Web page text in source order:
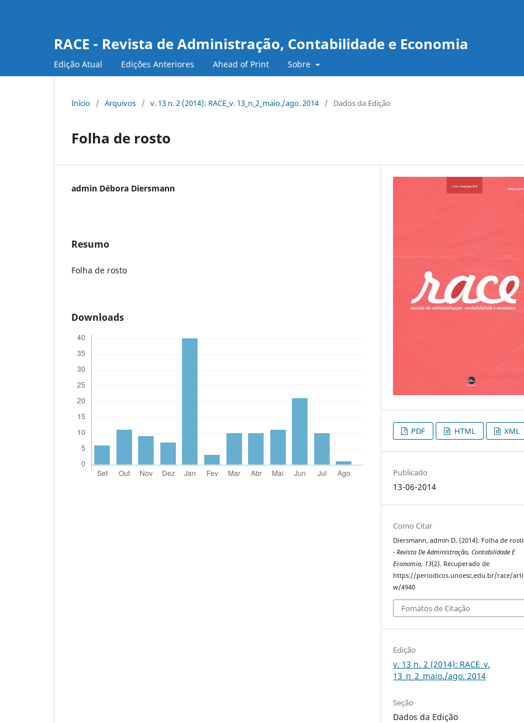
RACE - Revista de Administração, Contabilidade e Economia
Edição Atual Edições Anteriores Ahead of Print Sobre
Início / Arquivos / v. 13 n. 2 (2014): RACE_v. 13_n_2_maio./ago. 2014 / Dados da Edição
Folha de rosto
admin Débora Diersmann
Resumo
Folha de rosto
Downloads
PDF HTML XML
Publicado
13-06-2014
Como Citar
Diersmann, admin D. (2014). Folha de
- Revista De Administração, Contabilidade E
Economia, 13(2). Recuperado de
https://periodicos.unoesc.edu.br/race/
w/4940
Fomatos de Citação
Edição
v. 13 n. 2 (2014): RACE_v.
13_n_2_maio./ago. 2014
Seção
Dados da Edição